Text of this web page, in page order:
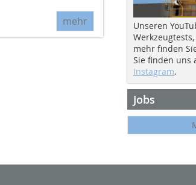
mehr
Unseren
mehr finden
Sie finden uns
Instagram.
Jobs